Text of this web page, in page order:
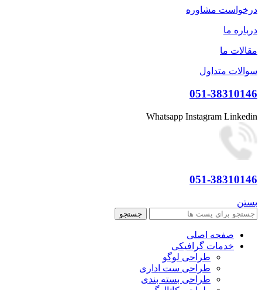
درخواست مشاوره
درباره ما
مقالات ما
سوالات متداول
051-38310146
Whatsapp Instagram Linkedin
051-38310146
بستن
جستجو
صفحه اصلی
خدمات گرافیکی
طراحی لوگو
طراحی ست اداری
طراحی بسته بندی